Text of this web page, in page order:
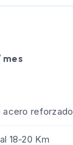
mes
acero reforzado
18-20 Km